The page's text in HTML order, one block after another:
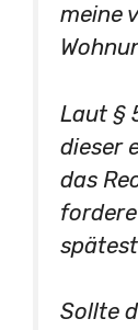
meine
Laut §
dieser
das
Sollte